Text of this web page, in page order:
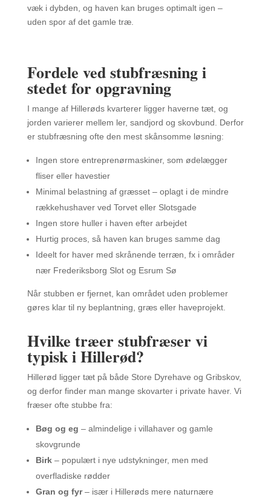
væk i dybden, og haven kan bruges optimalt igen –
uden spor af det gamle træ.
Fordele ved stubfræsning i
stedet for opgravning
I mange af Hillerøds kvarterer ligger haverne tæt, og
jorden varierer mellem ler, sandjord og skovbund. Derfor
er stubfræsning ofte den mest skånsomme løsning:
Ingen store entreprenørmaskiner, som ødelægger
fliser eller havestier
Minimal belastning af græsset – oplagt i de mindre
rækkehushaver ved Torvet eller Slotsgade
Ingen store huller i haven efter arbejdet
Hurtig proces, så haven kan bruges samme dag
Ideelt for haver med skrånende terræn, fx i områder
nær Frederiksborg Slot og Esrum Sø
Når stubben er fjernet, kan området uden problemer
gøres klar til ny beplantning, græs eller haveprojekt.
Hvilke træer stubfræser vi
typisk i Hillerød?
Hillerød ligger tæt på både Store Dyrehave og Gribskov,
og derfor finder man mange skovarter i private haver. Vi
fræser ofte stubbe fra:
Bøg og eg – almindelige i villahaver og gamle
skovgrunde
Birk– populært i nye udstykninger, men med
overfladiske rødder
Gran og fyr– især i Hillerøds mere naturnære